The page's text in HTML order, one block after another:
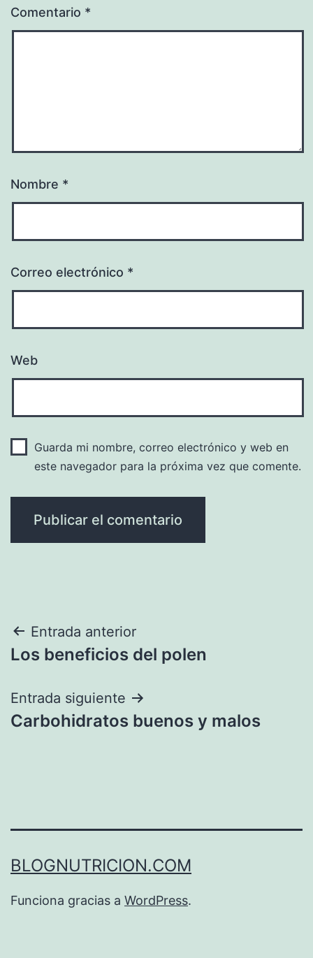
Comentario *
Nombre *
Correo electrónico *
Web
Guarda mi nombre, correo electrónico y web en
este navegador para la próxima vez que comente.
Navegación
de
entradas
Entrada anterior
Los beneficios del polen
Entrada siguiente
Carbohidratos buenos y malos
BLOGNUTRICION.COM
Funciona gracias a WordPress.